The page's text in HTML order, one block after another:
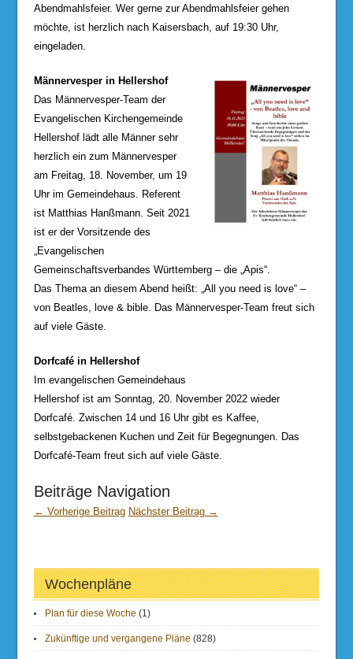
Abendmahlsfeier. Wer gerne zur Abendmahlsfeier gehen
möchte, ist herzlich nach Kaisersbach, auf 19:30 Uhr,
eingeladen.
Männervesper in Hellershof
Das Männervesper-Team der
Evangelischen Kirchengemeinde
Hellershof lädt alle Männer sehr
herzlich ein zum Männervesper
am Freitag, 18. November, um 19
Uhr im Gemeindehaus. Referent
ist Matthias Hanßmann. Seit 2021
ist er der Vorsitzende des
„Evangelischen
Gemeinschaftsverbandes Württemberg – die „Apis“.
Das Thema an diesem Abend heißt: „All you need is love“ –
von Beatles, love & bible. Das Männervesper-Team freut sich
auf viele Gäste.
Dorfcafé in Hellershof
Im evangelischen Gemeindehaus
Hellershof ist am Sonntag, 20. November 2022 wieder
Dorfcafé. Zwischen 14 und 16 Uhr gibt es Kaffee,
selbstgebackenen Kuchen und Zeit für Begegnungen. Das
Dorfcafé-Team freut sich auf viele Gäste.
Beiträge Navigation
← Vorherige Beitrag Nächster Beitrag →
Wochenpläne
Plan für diese Woche (1)
Zukünftige und vergangene Pläne (828)